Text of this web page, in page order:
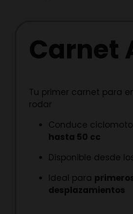
Carnet
Tu primer carnet para
rodar
Conduce
hasta 50 cc
Disponible desde
Ideal para
desplazamientos